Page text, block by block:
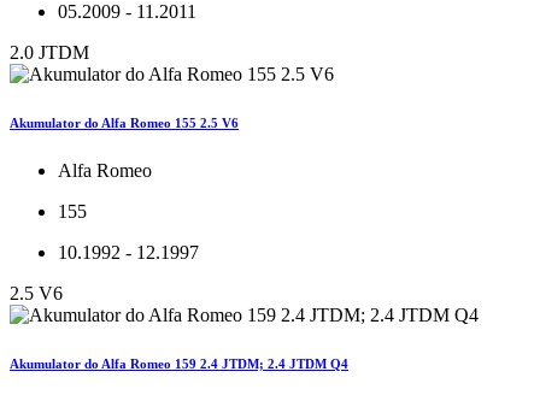
05.2009 - 11.2011
2.0 JTDM
Akumulator do Alfa Romeo 155 2.5 V6
Alfa Romeo
155
10.1992 - 12.1997
2.5 V6
Akumulator do Alfa Romeo 159 2.4 JTDM; 2.4 JTDM Q4